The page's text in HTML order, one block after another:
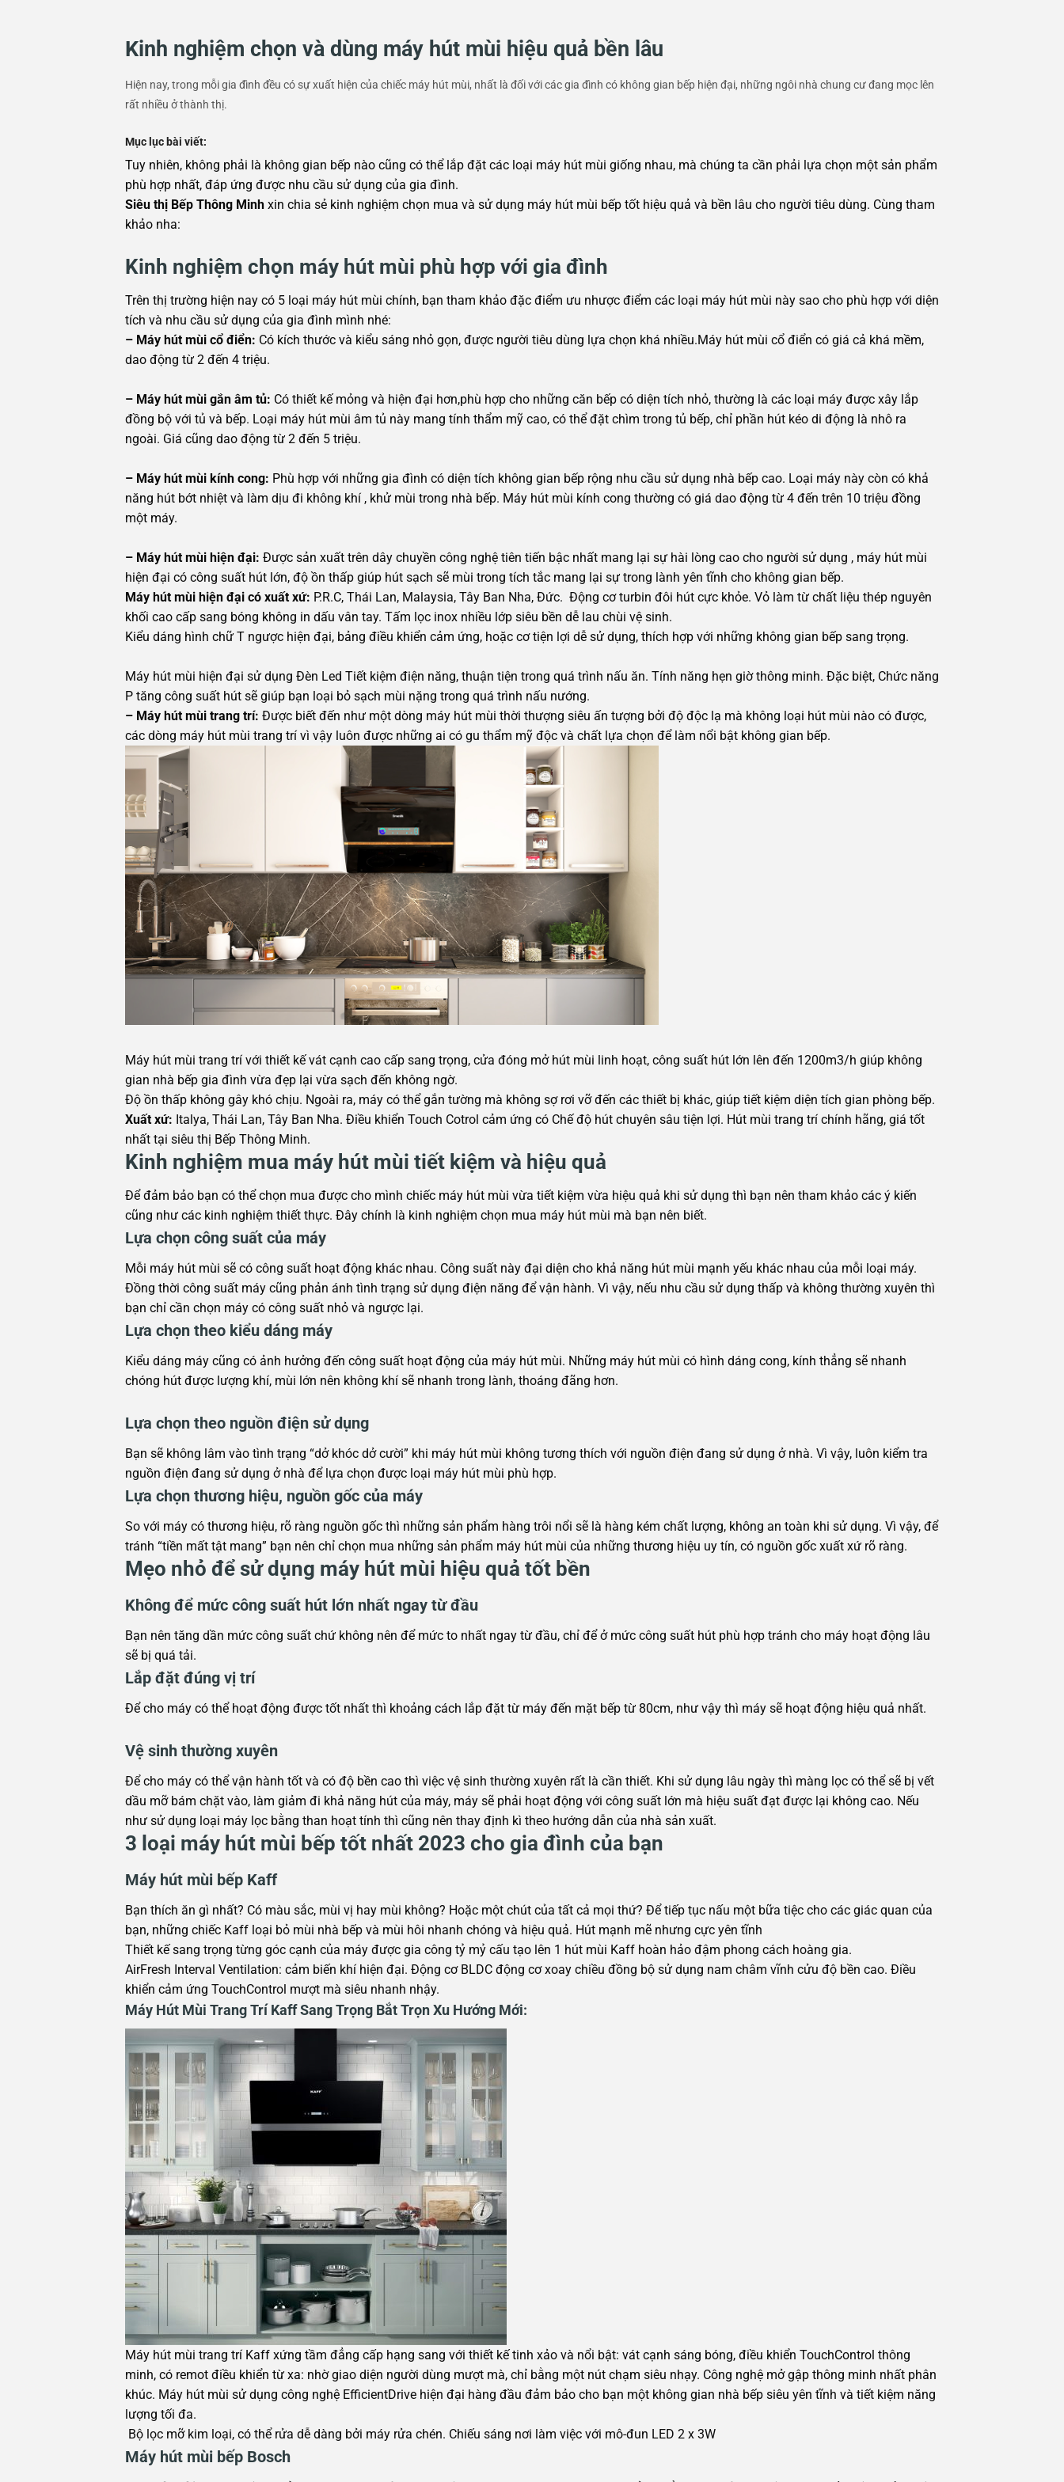
Kinh nghiệm chọn và dùng máy hút mùi hiệu quả bền lâu
Hiện nay, trong mỗi gia đình đều có sự xuất hiện của chiếc máy hút mùi, nhất là đối với các gia đình có không gian bếp hiện đại, những ngôi nhà chung cư đang mọc lên
rất nhiều ở thành thị.
Mục lục bài viết:
Tuy nhiên, không phải là không gian bếp nào cũng có thể lắp đặt các loại máy hút mùi giống nhau, mà chúng ta cần phải lựa chọn một sản phẩm
phù hợp nhất, đáp ứng được nhu cầu sử dụng của gia đình.
Siêu thị Bếp Thông Minh xin chia sẻ kinh nghiệm chọn mua và sử dụng máy hút mùi bếp tốt hiệu quả và bền lâu cho người tiêu dùng. Cùng tham
khảo nha:
Kinh nghiệm chọn máy hút mùi phù hợp với gia đình
Trên thị trường hiện nay có 5 loại máy hút mùi chính, bạn tham khảo đặc điểm ưu nhược điểm các loại máy hút mùi này sao cho phù hợp với diện
tích và nhu cầu sử dụng của gia đình mình nhé:
– Máy hút mùi cổ điển: Có kích thước và kiểu sáng nhỏ gọn, được người tiêu dùng lựa chọn khá nhiều.Máy hút mùi cổ điển có giá cả khá mềm,
dao động từ 2 đến 4 triệu.
– Máy hút mùi gắn âm tủ: Có thiết kế mỏng và hiện đại hơn,phù hợp cho những căn bếp có diện tích nhỏ, thường là các loại máy được xây lắp
đồng bộ với tủ và bếp. Loại máy hút mùi âm tủ này mang tính thẩm mỹ cao, có thể đặt chìm trong tủ bếp, chỉ phần hút kéo di động là nhô ra
ngoài. Giá cũng dao động từ 2 đến 5 triệu.
– Máy hút mùi kính cong: Phù hợp với những gia đình có diện tích không gian bếp rộng nhu cầu sử dụng nhà bếp cao. Loại máy này còn có khả
năng hút bớt nhiệt và làm dịu đi không khí , khử mùi trong nhà bếp. Máy hút mùi kính cong thường có giá dao động từ 4 đến trên 10 triệu đồng
một máy.
– Máy hút mùi hiện đại: Được sản xuất trên dây chuyền công nghệ tiên tiến bậc nhất mang lại sự hài lòng cao cho người sử dụng , máy hút mùi
hiện đại có công suất hút lớn, độ ồn thấp giúp hút sạch sẽ mùi trong tích tắc mang lại sự trong lành yên tĩnh cho không gian bếp.
Máy hút mùi hiện đại có xuất xứ: P.R.C, Thái Lan, Malaysia, Tây Ban Nha, Đức. Động cơ turbin đôi hút cực khỏe. Vỏ làm từ chất liệu thép nguyên
khối cao cấp sang bóng không in dấu vân tay. Tấm lọc inox nhiều lớp siêu bền dễ lau chùi vệ sinh.
Kiểu dáng hình chữ T ngược hiện đại, bảng điều khiển cảm ứng, hoặc cơ tiện lợi dễ sử dụng, thích hợp với những không gian bếp sang trọng.
Máy hút mùi hiện đại sử dụng Đèn Led Tiết kiệm điện năng, thuận tiện trong quá trình nấu ăn. Tính năng hẹn giờ thông minh. Đặc biệt, Chức năng
P tăng công suất hút sẽ giúp bạn loại bỏ sạch mùi nặng trong quá trình nấu nướng.
– Máy hút mùi trang trí: Được biết đến như một dòng máy hút mùi thời thượng siêu ấn tượng bởi độ độc lạ mà không loại hút mùi nào có được,
các dòng máy hút mùi trang trí vì vậy luôn được những ai có gu thẩm mỹ độc và chất lựa chọn để làm nổi bật không gian bếp.
Máy hút mùi trang trí với thiết kế vát cạnh cao cấp sang trọng, cửa đóng mở hút mùi linh hoạt, công suất hút lớn lên đến 1200m3/h giúp không
gian nhà bếp gia đình vừa đẹp lại vừa sạch đến không ngờ.
Độ ồn thấp không gây khó chịu. Ngoài ra, máy có thể gắn tường mà không sợ rơi vỡ đến các thiết bị khác, giúp tiết kiệm diện tích gian phòng bếp.
Xuất xứ: Italya, Thái Lan, Tây Ban Nha. Điều khiển Touch Cotrol cảm ứng có Chế độ hút chuyên sâu tiện lợi. Hút mùi trang trí chính hãng, giá tốt
nhất tại siêu thị Bếp Thông Minh.
Kinh nghiệm mua máy hút mùi tiết kiệm và hiệu quả
Để đảm bảo bạn có thể chọn mua được cho mình chiếc máy hút mùi vừa tiết kiệm vừa hiệu quả khi sử dụng thì bạn nên tham khảo các ý kiến
cũng như các kinh nghiệm thiết thực. Đây chính là kinh nghiệm chọn mua máy hút mùi mà bạn nên biết.
Lựa chọn công suất của máy
Mỗi máy hút mùi sẽ có công suất hoạt động khác nhau. Công suất này đại diện cho khả năng hút mùi mạnh yếu khác nhau của mỗi loại máy.
Đồng thời công suất máy cũng phản ánh tình trạng sử dụng điện năng để vận hành. Vì vậy, nếu nhu cầu sử dụng thấp và không thường xuyên thì
bạn chỉ cần chọn máy có công suất nhỏ và ngược lại.
Lựa chọn theo kiểu dáng máy
Kiểu dáng máy cũng có ảnh hưởng đến công suất hoạt động của máy hút mùi. Những máy hút mùi có hình dáng cong, kính thẳng sẽ nhanh
chóng hút được lượng khí, mùi lớn nên không khí sẽ nhanh trong lành, thoáng đãng hơn.
Lựa chọn theo nguồn điện sử dụng
Bạn sẽ không lâm vào tình trạng “dở khóc dở cười” khi máy hút mùi không tương thích với nguồn điện đang sử dụng ở nhà. Vì vậy, luôn kiểm tra
nguồn điện đang sử dụng ở nhà để lựa chọn được loại máy hút mùi phù hợp.
Lựa chọn thương hiệu, nguồn gốc của máy
So với máy có thương hiệu, rõ ràng nguồn gốc thì những sản phẩm hàng trôi nổi sẽ là hàng kém chất lượng, không an toàn khi sử dụng. Vì vậy, để
tránh “tiền mất tật mang” bạn nên chỉ chọn mua những sản phẩm máy hút mùi của những thương hiệu uy tín, có nguồn gốc xuất xứ rõ ràng.
Mẹo nhỏ để sử dụng máy hút mùi hiệu quả tốt bền
Không để mức công suất hút lớn nhất ngay từ đầu
Bạn nên tăng dần mức công suất chứ không nên để mức to nhất ngay từ đầu, chỉ để ở mức công suất hút phù hợp tránh cho máy hoạt động lâu
sẽ bị quá tải.
Lắp đặt đúng vị trí
Để cho máy có thể hoạt động được tốt nhất thì khoảng cách lắp đặt từ máy đến mặt bếp từ 80cm, như vậy thì máy sẽ hoạt động hiệu quả nhất.
Vệ sinh thường xuyên
Để cho máy có thể vận hành tốt và có độ bền cao thì việc vệ sinh thường xuyên rất là cần thiết. Khi sử dụng lâu ngày thì màng lọc có thể sẽ bị vết
dầu mỡ bám chặt vào, làm giảm đi khả năng hút của máy, máy sẽ phải hoạt động với công suất lớn mà hiệu suất đạt được lại không cao. Nếu
như sử dụng loại máy lọc bằng than hoạt tính thì cũng nên thay định kì theo hướng dẫn của nhà sản xuất.
3 loại máy hút mùi bếp tốt nhất 2023 cho gia đình của bạn
Máy hút mùi bếp Kaff
Bạn thích ăn gì nhất? Có màu sắc, mùi vị hay mùi không? Hoặc một chút của tất cả mọi thứ? Để tiếp tục nấu một bữa tiệc cho các giác quan của
bạn, những chiếc Kaff loại bỏ mùi nhà bếp và mùi hôi nhanh chóng và hiệu quả. Hút mạnh mẽ nhưng cực yên tĩnh
Thiết kế sang trọng từng góc cạnh của máy được gia công tỷ mỷ cấu tạo lên 1 hút mùi Kaff hoàn hảo đậm phong cách hoàng gia.
AirFresh Interval Ventilation: cảm biến khí hiện đại. Động cơ BLDC động cơ xoay chiều đồng bộ sử dụng nam châm vĩnh cửu độ bền cao. Điều
khiển cảm ứng TouchControl mượt mà siêu nhanh nhậy.
Máy Hút Mùi Trang Trí Kaff Sang Trọng Bắt Trọn Xu Hướng Mới:
Máy hút mùi trang trí Kaff xứng tầm đẳng cấp hạng sang với thiết kế tinh xảo và nổi bật: vát cạnh sáng bóng, điều khiển TouchControl thông
minh, có remot điều khiển từ xa: nhờ giao diện người dùng mượt mà, chỉ bằng một nút chạm siêu nhạy. Công nghệ mở gập thông minh nhất phân
khúc. Máy hút mùi sử dụng công nghệ EfficientDrive hiện đại hàng đầu đảm bảo cho bạn một không gian nhà bếp siêu yên tĩnh và tiết kiệm năng
lượng tối đa.
Bộ lọc mỡ kim loại, có thể rửa dễ dàng bởi máy rửa chén. Chiếu sáng nơi làm việc với mô-đun LED 2 x 3W
Máy hút mùi bếp Bosch